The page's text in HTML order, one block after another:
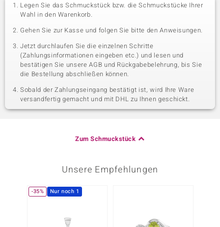
Legen Sie das Schmuckstück bzw. die Schmuckstücke Ihrer
Wahl in den Warenkorb.
Gehen Sie zur Kasse und folgen Sie bitte den Anweisungen.
Jetzt durchlaufen Sie die einzelnen Schritte
(Zahlungsinformationen eingeben etc.) und lesen und
bestätigen Sie unsere AGB und Rückgabebelehrung, bis Sie
die Bestellung abschließen können.
Sobald der Zahlungseingang bestätigt ist, wird Ihre Ware
versandfertig gemacht und mit DHL zu Ihnen geschickt.
Zum Schmuckstück
Unsere Empfehlungen
-35% Nur noch 1